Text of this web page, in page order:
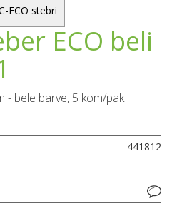
ECO stebri
ECO beli
- bele barve, 5 kom/pak
441812